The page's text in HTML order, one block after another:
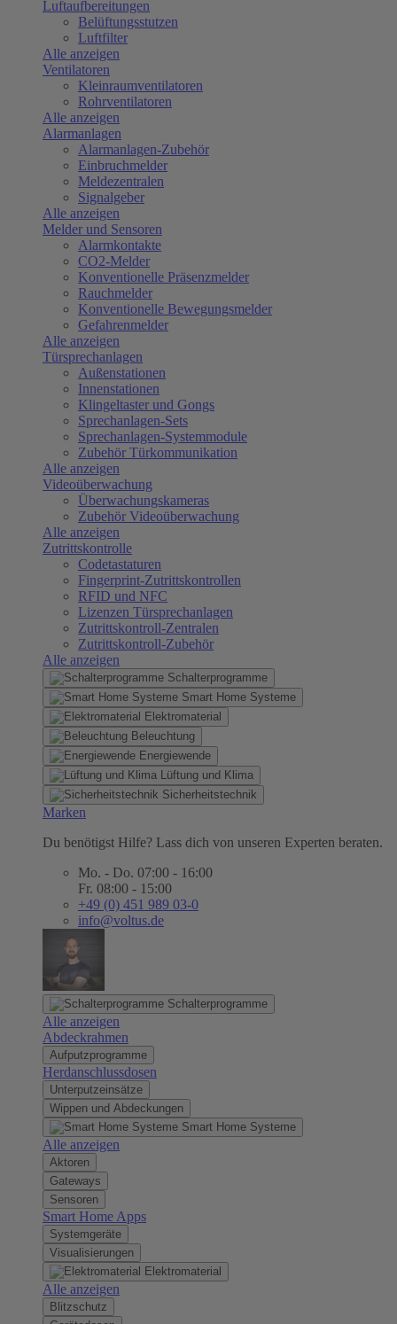
Luftaufbereitungen
Belüftungsstutzen
Luftfilter
Alle anzeigen
Ventilatoren
Kleinraumventilatoren
Rohrventilatoren
Alle anzeigen
Alarmanlagen
Alarmanlagen-Zubehör
Einbruchmelder
Meldezentralen
Signalgeber
Alle anzeigen
Melder und Sensoren
Alarmkontakte
CO2-Melder
Konventionelle Präsenzmelder
Rauchmelder
Konventionelle Bewegungsmelder
Gefahrenmelder
Alle anzeigen
Türsprechanlagen
Außenstationen
Innenstationen
Klingeltaster und Gongs
Sprechanlagen-Sets
Sprechanlagen-Systemmodule
Zubehör Türkommunikation
Alle anzeigen
Videoüberwachung
Überwachungskameras
Zubehör Videoüberwachung
Alle anzeigen
Zutrittskontrolle
Codetastaturen
Fingerprint-Zutrittskontrollen
RFID und NFC
Lizenzen Türsprechanlagen
Zutrittskontroll-Zentralen
Zutrittskontroll-Zubehör
Alle anzeigen
Schalterprogramme
Smart Home Systeme
Elektromaterial
Beleuchtung
Energiewende
Lüftung und Klima
Sicherheitstechnik
Marken
Du benötigst Hilfe? Lass dich von unseren Experten beraten.
Mo. - Do. 07:00 - 16:00
Fr. 08:00 - 15:00
+49 (0) 451 989 03-0
info@voltus.de
Schalterprogramme
Alle anzeigen
Abdeckrahmen
Aufputzprogramme
Herdanschlussdosen
Unterputzeinsätze
Wippen und Abdeckungen
Smart Home Systeme
Alle anzeigen
Aktoren
Gateways
Sensoren
Smart Home Apps
Systemgeräte
Visualisierungen
Elektromaterial
Alle anzeigen
Blitzschutz